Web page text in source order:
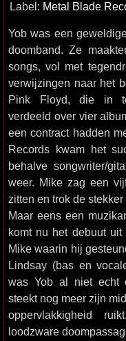
Label: Metal Blade
Yob was een
doomband. Ze
songs, vol met
verwijzingen naar het
Pink Floyd, die in
verdeeld over vier
een contract hadden
Records kwam het
behalve songwriter/
weer. Mike zag een
zitten en trok de
Maar eens een
komt nu het debuut
Mike waarin hij
Lindsay (bas en
was Yob al niet echt
steekt nog meer zijn
oppervlakkigheid
loodzware